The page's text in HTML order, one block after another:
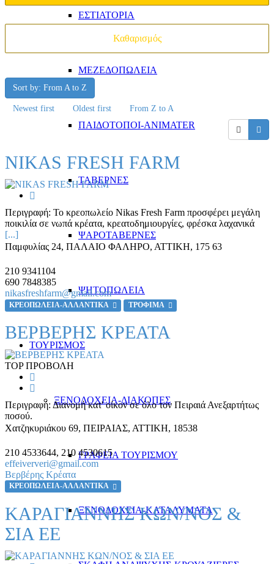
ΕΣΤΙΑΤΟΡΙΑ
ΜΕΖΕΔΟΠΩΛΕΙΑ
ΠΑΙΔΟΤΟΠΟΙ-ANIMATER
ΤΑΒΕΡΝΕΣ
ΨΑΡΟΤΑΒΕΡΝΕΣ
ΨΗΤΟΠΩΛΕΙΑ
ΤΟΥΡΙΣΜΟΣ
ΞΕΝΟΔΟΧΕΙΑ-ΔΙΑΚΟΠΕΣ
ΓΡΑΦΕΙΑ ΤΟΥΡΙΣΜΟΥ
ΞΕΝΟΔΟΧΕΙΑ-ΚΑΤΑΛΥΜΑΤΑ
Sort by: From A to Z
Newest first Oldest first From Z to A
NIKAS FRESH FARM
Περιγραφή: Το κρεοπωλείο Nikas Fresh Farm προσφέρει μεγάλη
ποικιλία σε νωπά κρέατα, κρεατοδημιουργίες, φρέσκα λαχανικά
[...]
Παμφυλίας 24, ΠΑΛΑΙΟ ΦΑΛΗΡΟ, ΑΤΤΙΚΗ, 175 63
210 9341104
690 7848385
nikasfreshfarm@gmail.com
ΚΡΕΟΠΩΛΕΙΑ-ΑΛΛΑΝΤΙΚΑ ΤΡΟΦΙΜΑ
ΒΕΡΒΕΡΗΣ ΚΡΕΑΤΑ
TOP ΠΡΟΒΟΛΗ
Περιγραφή: Διανομή κατ' οίκον σε όλο τον Πειραιά Ανεξαρτήτως
ποσού.
Χατζηκυριάκου 69, ΠΕΙΡΑΙΑΣ, ΑΤΤΙΚΗ, 18538
210 4533644, 210 4530615
effeiververi@gmail.com
Βερβέρης Κρέατα
ΚΡΕΟΠΩΛΕΙΑ-ΑΛΛΑΝΤΙΚΑ
ΚΑΡΑΓΙΑΝΝΗΣ ΚΩΝ/ΝΟΣ &
ΣΙΑ ΕΕ